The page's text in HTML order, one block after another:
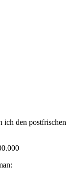
ich den postfrischen